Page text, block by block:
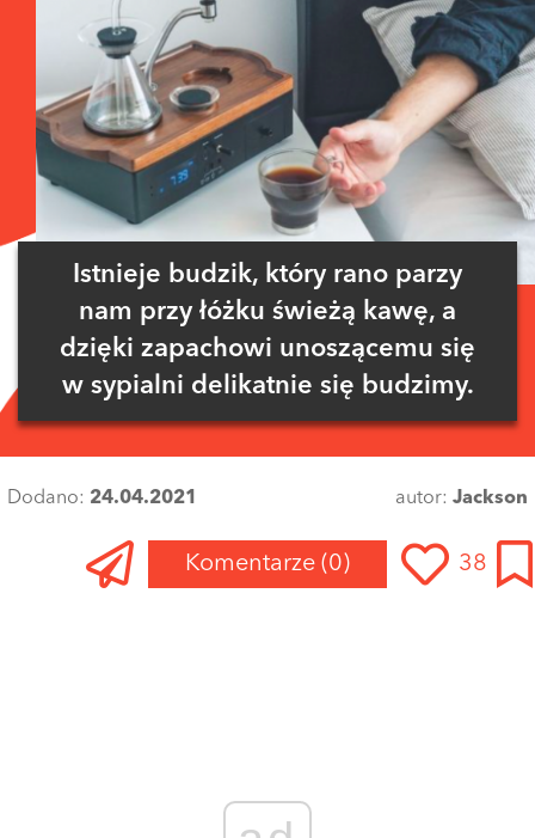
ODPOWIEDZ
0 GŁOSÓW
Istnieje budzik, który rano parzy
nam przy łóżku świeżą kawę, a
dzięki zapachowi unoszącemu się
w sypialni delikatnie się budzimy.
Dodano: 24.04.2021 autor: Jackson
Komentarze (0) 38